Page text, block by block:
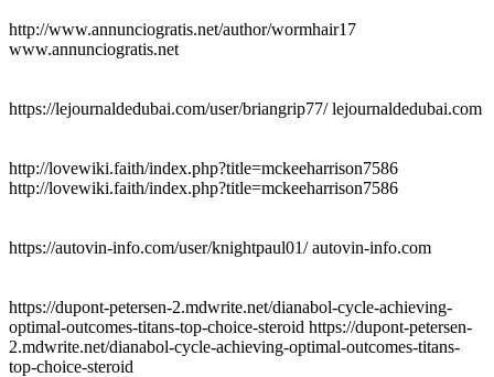
http://www.annunciogratis.net/author/wormhair17
www.annunciogratis.net
https://lejournaldedubai.com/user/briangrip77/ lejournaldedubai.com
http://lovewiki.faith/index.php?title=mckeeharrison7586
http://lovewiki.faith/index.php?title=mckeeharrison7586
https://autovin-info.com/user/knightpaul01/ autovin-info.com
https://dupont-petersen-2.mdwrite.net/dianabol-cycle-achieving-
optimal-outcomes-titans-top-choice-steroid https://dupont-petersen-
2.mdwrite.net/dianabol-cycle-achieving-optimal-outcomes-titans-
top-choice-steroid